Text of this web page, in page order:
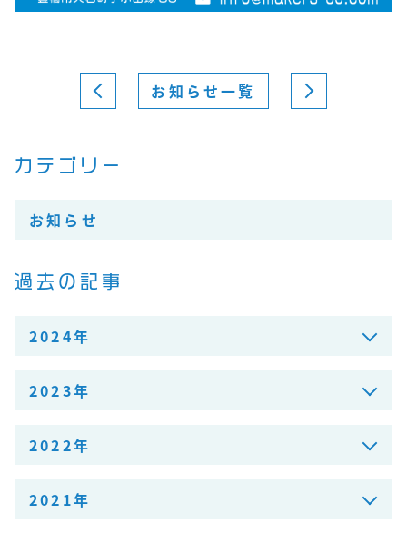
お知らせ一覧
カテゴリー
お知らせ
過去の記事
2024年
2023年
2022年
2021年